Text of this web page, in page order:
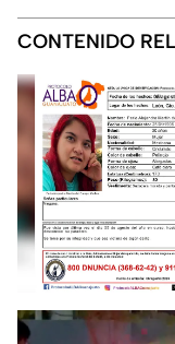
CONTENIDO